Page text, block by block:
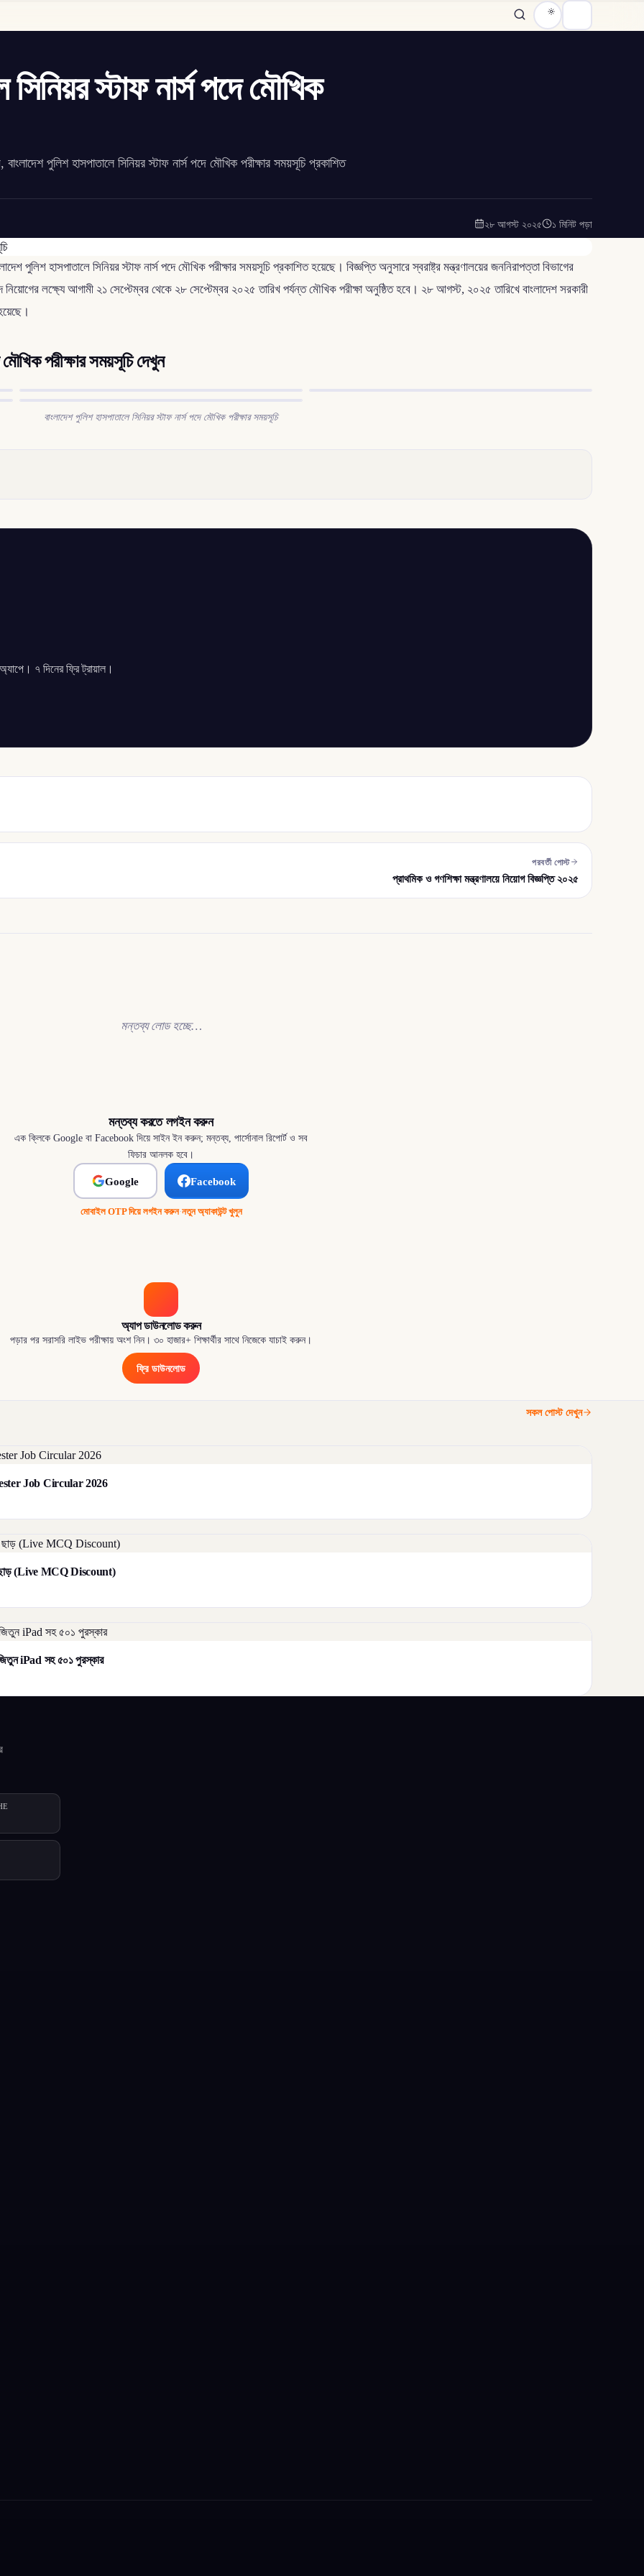
সিনিয়র স্টাফ নার্স পদে মৌখিক
পুলিশ হাসপাতালে সিনিয়র স্টাফ নার্স পদে মৌখিক পরীক্ষার সময়সূচি প্রকাশিত
২৮ আগস্ট ২০২৫ ১ মিনিট পড়া
পুলিশ হাসপাতালে সিনিয়র স্টাফ নার্স পদে মৌখিক পরীক্ষার সময়সূচি প্রকাশিত হয়েছে। বিজ্ঞপ্তি অনুসারে স্বরাষ্ট্র মন্ত্রণালয়ের জননিরাপত্তা বিভাগের
লক্ষ্যে আগামী ২১ সেপ্টেম্বর থেকে ২৮ সেপ্টেম্বর ২০২৫ তারিখ পর্যন্ত মৌখিক পরীক্ষা অনুষ্ঠিত হবে। ২৮ আগস্ট, ২০২৫ তারিখে বাংলাদেশ সরকারী
মৌখিক পরীক্ষার সময়সূচি দেখুন
বাংলাদেশ পুলিশ হাসপাতালে সিনিয়র স্টাফ নার্স পদে মৌখিক পরীক্ষার সময়সূচি
৭ দিনের ফ্রি ট্রায়াল।
পরবর্তী পোস্ট
প্রাথমিক ও গণশিক্ষা মন্ত্রণালয়ে নিয়োগ বিজ্ঞপ্তি ২০২৫
মন্তব্য লোড হচ্ছে…
মন্তব্য করতে লগইন করুন
এক ক্লিকে Google বা Facebook দিয়ে সাইন ইন করুন; মন্তব্য, পার্সোনাল রিপোর্ট ও সব
ফিচার আনলক হবে।
Google Facebook
মোবাইল OTP দিয়ে লগইন করুন·নতুন অ্যাকাউন্ট খুলুন
অ্যাপ ডাউনলোড করুন
পড়ার পর সরাসরি লাইভ পরীক্ষায় অংশ নিন। ৩০ হাজার+ শিক্ষার্থীর সাথে নিজেকে যাচাই করুন।
ফ্রি ডাউনলোড
সকল পোস্ট দেখুন
Job Circular 2026
ছাড় (Live MCQ Discount)
iPad সহ ৫০১ পুরস্কার